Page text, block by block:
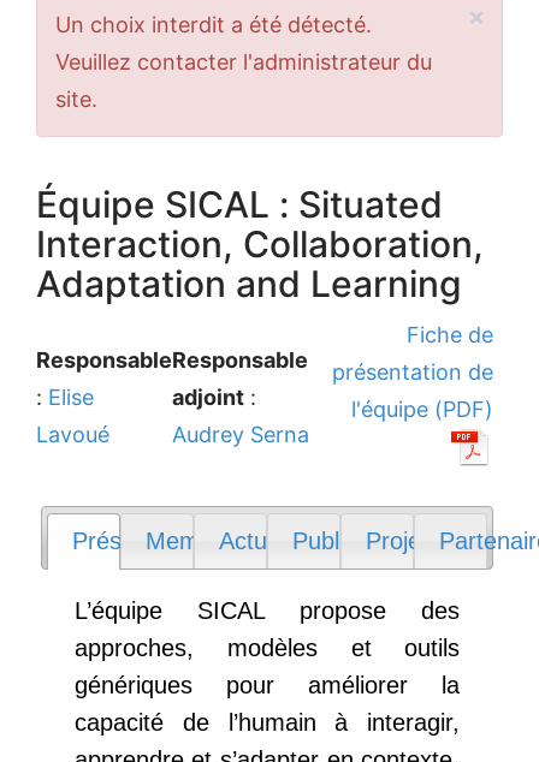
×
Message
d'erreur
Un choix interdit a été détecté.
Veuillez contacter l'administrateur du
site.
Équipe SICAL : Situated
Interaction, Collaboration,
Adaptation and Learning
Responsable
: Elise
Lavoué
Responsable
adjoint :
Audrey Serna
Fiche de
présentation de
l'équipe (PDF)
PrésentationMembresActualitésPublications
Projets
L’équipe SICAL propose des
approches, modèles et outils
génériques pour améliorer la
capacité de l’humain à interagir,